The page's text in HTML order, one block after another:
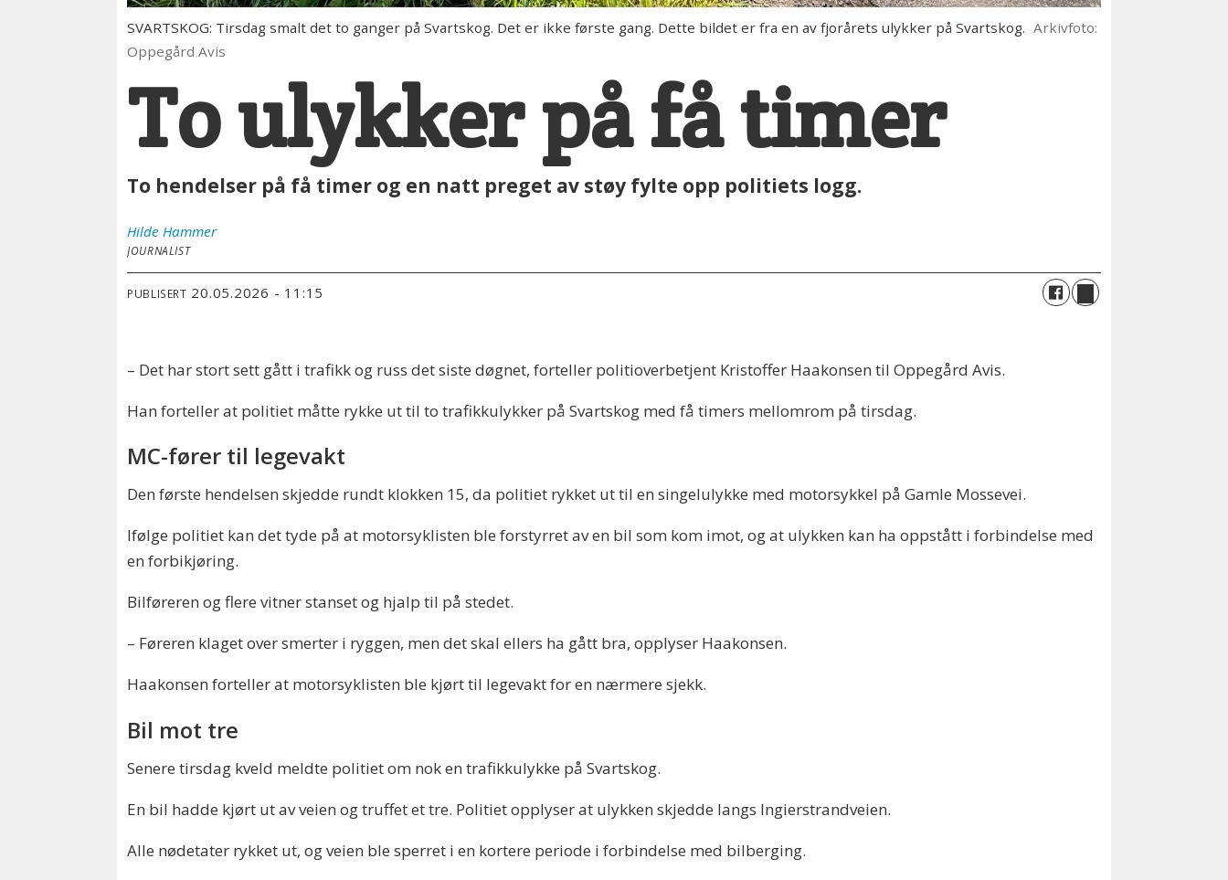
SVARTSKOG: Tirsdag smalt det to ganger på Svartskog. Det er ikke første gang. Dette bildet er fra en av fjorårets ulykker på Svartskog. Arkivfoto:
Oppegård Avis
To ulykker på få timer
To hendelser på få timer og en natt preget av støy fylte opp politiets logg.
Hilde Hammer
JOURNALIST
PUBLISERT 20.05.2026 - 11:15
– Det har stort sett gått i trafikk og russ det siste døgnet, forteller politioverbetjent Kristoffer Haakonsen til Oppegård Avis.
Han forteller at politiet måtte rykke ut til to trafikkulykker på Svartskog med få timers mellomrom på tirsdag.
MC-fører til legevakt
Den første hendelsen skjedde rundt klokken 15, da politiet rykket ut til en singelulykke med motorsykkel på Gamle Mossevei.
Ifølge politiet kan det tyde på at motorsyklisten ble forstyrret av en bil som kom imot, og at ulykken kan ha oppstått i forbindelse med
en forbikjøring.
Bilføreren og flere vitner stanset og hjalp til på stedet.
– Føreren klaget over smerter i ryggen, men det skal ellers ha gått bra, opplyser Haakonsen.
Haakonsen forteller at motorsyklisten ble kjørt til legevakt for en nærmere sjekk.
Bil mot tre
Senere tirsdag kveld meldte politiet om nok en trafikkulykke på Svartskog.
En bil hadde kjørt ut av veien og truffet et tre. Politiet opplyser at ulykken skjedde langs Ingierstrandveien.
Alle nødetater rykket ut, og veien ble sperret i en kortere periode i forbindelse med bilberging.